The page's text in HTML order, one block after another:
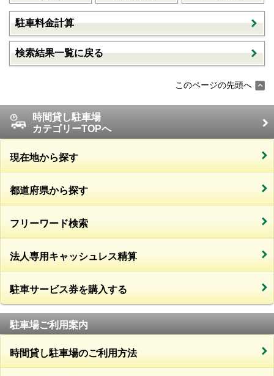
駐車料金計算
検索結果一覧に戻る
このページの先頭へ
時間貸し駐車場
カテゴリーTOPへ
現在地から探す
都道府県から探す
フリーワード検索
法人専用キャッシュレス精算
駐車サービス券を購入する
駐車場ご利用案内
時間貸し駐車場のご利用方法